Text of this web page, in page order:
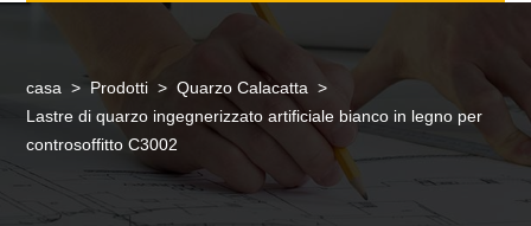
casa > Prodotti > Quarzo Calacatta >
Lastre di quarzo ingegnerizzato artificiale bianco in legno per
controsoffitto C3002